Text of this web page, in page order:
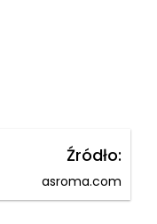
Źródło:
asroma.com